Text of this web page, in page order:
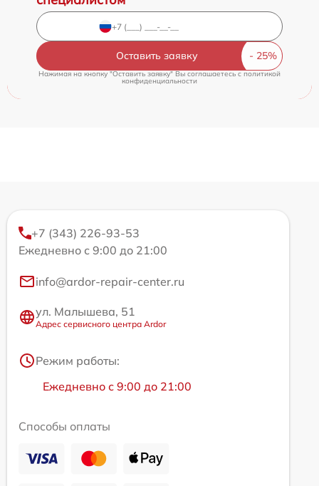
Оставить заявку
Нажимая на кнопку "Оставить заявку" Вы соглашаетесь cполитикой
конфиденциальности
+7 (343) 226-93-53
Ежедневно с 9:00 до 21:00
info@ardor-repair-center.ru
ул. Малышева, 51
Адрес сервисного центра Ardor
Режим работы:
Ежедневно с 9:00 до 21:00
Способы оплаты